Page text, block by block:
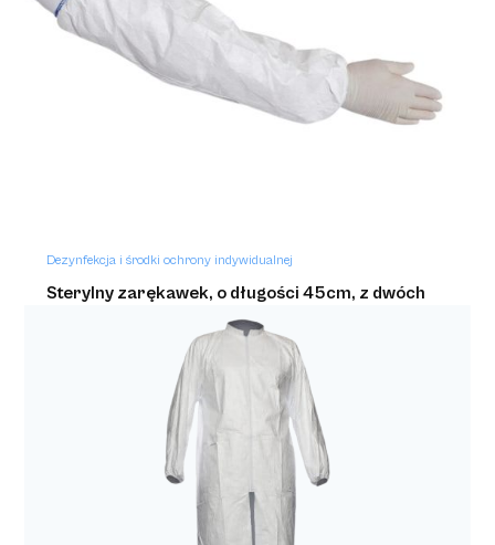
Dezynfekcja i środki ochrony indywidualnej
Sterylny zarękawek, o długości 45cm, z dwóch
stron zakończony gumką